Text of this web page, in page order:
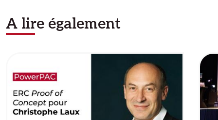
A lire également